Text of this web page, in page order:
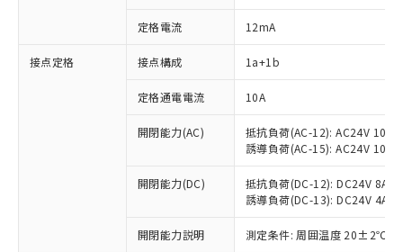
定格電流 12mA
接点定格 接点構成 1a+1b
定格通電電流 10A
開閉能力(AC)
抵抗負荷(AC-12): AC24V 10A/
誘導負荷(AC-15): AC24V
開閉能力(DC)
抵抗負荷(DC-12): DC24V 8A/
誘導負荷(DC-13): DC24V 4A/
開閉能力説明 測定条件: 周囲温度 20±2℃、
ご利用条件
以下の条件をお読みいただき、同意のうえ
ご利用ください。
※1 対応状況
対応済み：EU RoHS指令（10物質）の
非含有に対応した製品が提供可能な商品で
対応予定：EU RoHS指令（10物質）の非含
有に対応した製品に切り替える予定のある
対応予定なし：EU RoHS指令（10物質）の
非含有に非対応の商品で、対応品を出す予